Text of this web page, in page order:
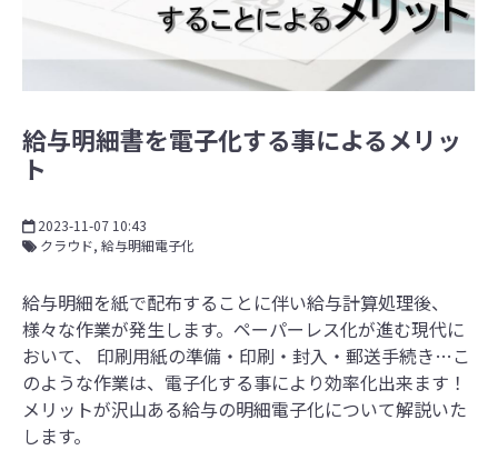
業務から探す
業務のお悩みスッキリ通信
よくあるご質問
給与明細書を電子化する事によるメリッ
ト
2023-11-07 10:43
クラウド 給与明細電子化
給与明細を紙で配布することに伴い給与計算処理後、
様々な作業が発生します。ペーパーレス化が進む現代に
おいて、 印刷用紙の準備・印刷・封入・郵送手続き…こ
のような作業は、電子化する事により効率化出来ます！
メリットが沢山ある給与の明細電子化について解説いた
します。